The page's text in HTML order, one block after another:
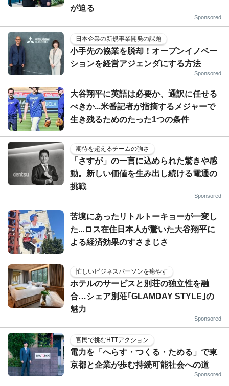
が迫る
Sponsored
日本企業の新規事業開発の課題
小手先の協業を脱却！オープンイノベー
ションを経営アジェンダにする方法
Sponsored
大谷翔平に英語は必要か、通訳に任せる
べきか...米番記者が指摘するメジャーで
生き残るためのたった1つの条件
期待を超えるチームの強さ
「さすが」の一言に込められた驚きや感
動。新しい価値を生み出し続ける電通の
挑戦
Sponsored
苦境にあったリトルトーキョーが一変し
た...ロス在住日本人が驚いた大谷翔平に
よる経済効果のすさまじさ
忙しいビジネスパーソンを癒やす
ホテルのサービスと別荘の独立性を融
合…シェア別荘｢GLAMDAY STYLE｣の
魅力
Sponsored
官民で挑むHTTアクション
電力を「へらす・つくる・ためる」で東
京都と企業が歩む持続可能社会への道
Sponsored